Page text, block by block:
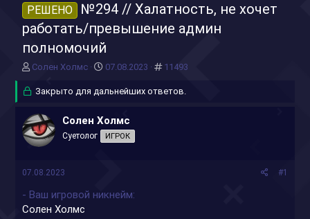
РЕШЕНО
№294 // Халатность, не хочет
работать/превышение админ
полномочий
А
т
р
т
е
Солен Холмс
Д
т
н
а
ч
07.08.2023 #11493
Закрыто для дальнейших ответов.
Солен Холмс
Суетолог ИГРОК
07.08.2023 #1
- Ваш игровой никнейм
Солен Холмс